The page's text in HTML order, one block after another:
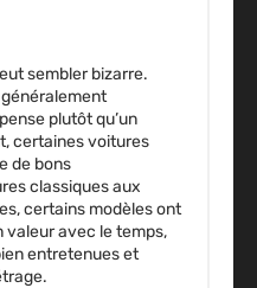
sembler bizarre.
plutôt qu’un
certaines voitures
de bons
classiques aux
certains modèles ont
valeur avec le temps,
entretenues et